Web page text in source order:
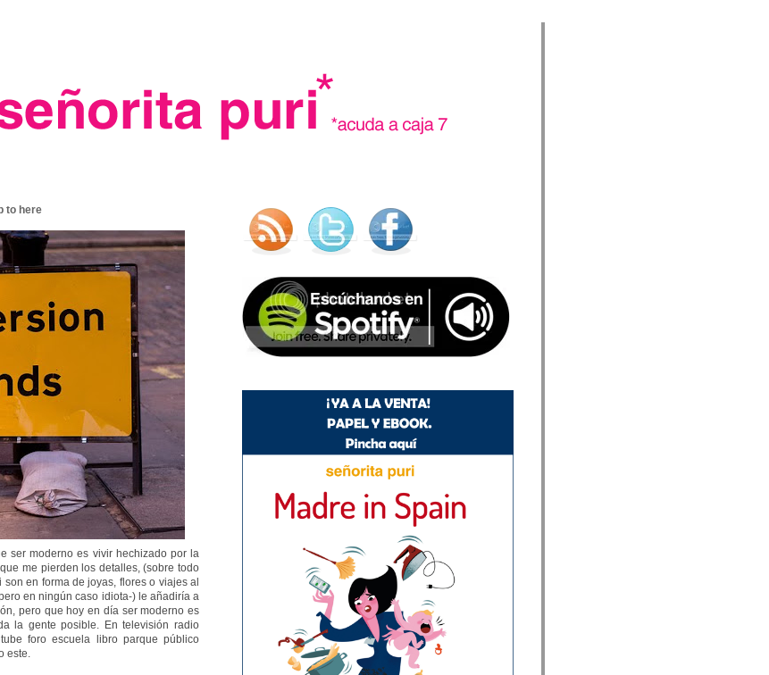
to here
ser moderno es vivir hechizado por la
me pierden los detalles, (sobre todo
en forma de joyas, flores o viajes al
en ningún caso idiota-) le añadiría a
pero que hoy en día ser moderno es
la gente posible. En televisión radio
foro escuela libro parque público
este.